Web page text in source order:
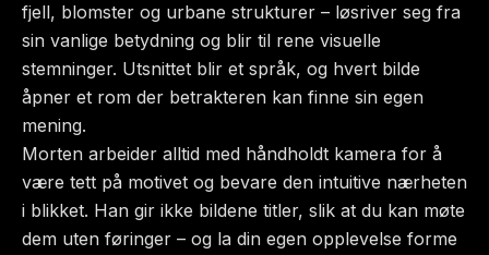
fjell, blomster og urbane strukturer – løsriver seg fra
sin vanlige betydning og blir til rene visuelle
stemninger. Utsnittet blir et språk, og hvert bilde
åpner et rom der betrakteren kan finne sin egen
mening.
Morten arbeider alltid med håndholdt kamera for å
være tett på motivet og bevare den intuitive nærheten
i blikket. Han gir ikke bildene titler, slik at du kan møte
dem uten føringer – og la din egen opplevelse forme